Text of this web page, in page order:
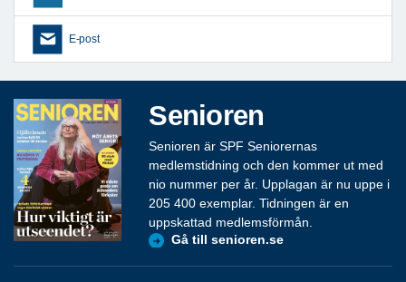
E-post
Senioren
Senioren är SPF Seniorernas
medlemstidning och den kommer ut med
nio nummer per år. Upplagan är nu uppe i
205 400 exemplar. Tidningen är en
uppskattad medlemsförmån.
Gå till senioren.se